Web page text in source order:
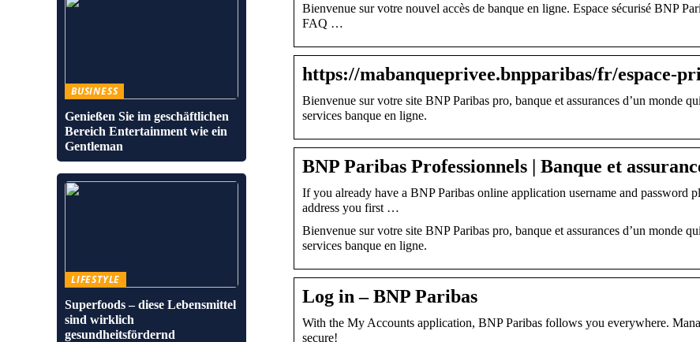
Bienvenue sur votre nouvel accès de banque en ligne. Espace sécurisé BNP
FAQ …
https://mabanqueprivee.bnpparibas/fr/espace-
Bienvenue sur votre site BNP Paribas pro, banque et assurances d’un monde
services banque en ligne.
BNP Paribas Professionnels | Banque et
If you already have a BNP Paribas online application username and password
address you first …
Bienvenue sur votre site BNP Paribas pro, banque et assurances d’un monde
services banque en ligne.
Log in – BNP Paribas
With the My Accounts application, BNP Paribas follows you everywhere.
secure!
BUSINESS
Genießen Sie im geschäftlichen
Bereich Entertainment wie ein
Gentleman
LIFESTYLE
Superfoods – diese Lebensmittel
sind wirklich
gesundheitsfördernd